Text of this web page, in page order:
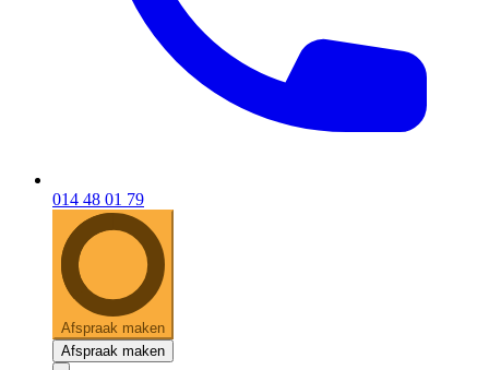
014 48 01 79
Afspraak maken
Afspraak maken